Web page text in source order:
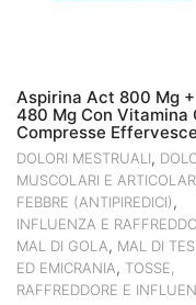
Aspirina Act 800 Mg +
480 Mg Con Vitamina
Compresse
DOLORI MESTRUALI,
MUSCOLARI E
FEBBRE (ANTIPIREDICI),
INFLUENZA E
MAL DI GOLA, MAL DI
ED EMICRANIA, TOSSE,
RAFFREDDORE E